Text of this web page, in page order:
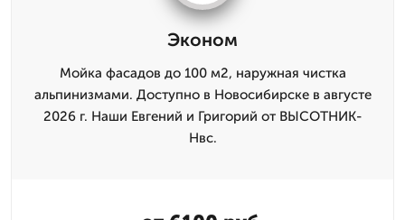
Эконом
Мойка фасадов до 100 м2, наружная чистка
альпинизмами. Доступно в Новосибирске в августе
2026 г. Наши Евгений и Григорий от ВЫСОТНИК-
Нвс.